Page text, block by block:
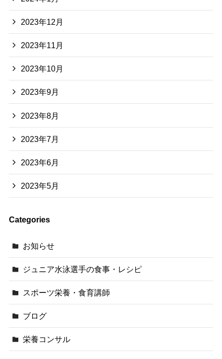
2023年12月
2023年11月
2023年10月
2023年9月
2023年8月
2023年7月
2023年6月
2023年5月
Categories
お知らせ
ジュニア水泳選手の食事・レシピ
スポーツ栄養・食育講師
ブログ
栄養コンサル